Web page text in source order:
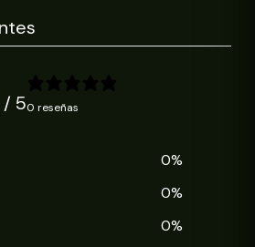
/ 50 reseñas
0%
0%
0%